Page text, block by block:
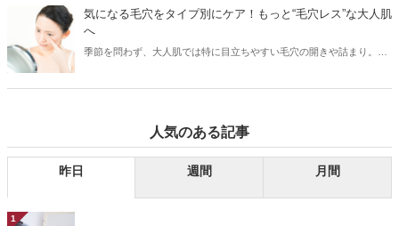
に達するので、この時期の紫外線こそ要注意！また紫外線を浴びるこ
とでシミができてしまった部分は、シワのリスクにつながるなどの肌
ジングケアのためにも重要です。今回は、そんな大人の肌ケアには欠
気になる毛穴をタイプ別にケア！もっと“毛穴レス”な大人肌
へ
季節を問わず、大人肌では特に目立ちやすい毛穴の開きや詰まり。夏
の肌悩みに多い毛穴について、毛穴のタイプ別にお手入れ方法をご紹
人気のある記事
昨日 週間 月間
1